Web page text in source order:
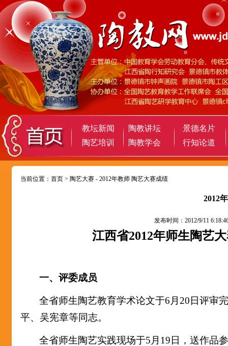
教坛新闻 陶教讲坛
景德名片
陶艺培训
陶教学会 行知论道
当前位置： 首页 > 陶艺大赛 - 2012年教师 陶艺大赛成绩
2012
发布时间：2012/9/11
江西省2012年师生陶艺
一、评委成员
全省师生陶艺教育学术论文于6 月 20 日评审
平、吴宪章等同志。
全省师生陶艺实践现场于5 月 19 日，送作品